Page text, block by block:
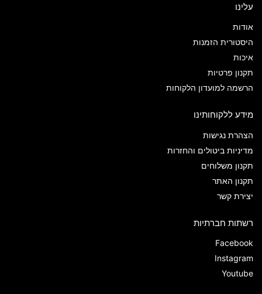
עלינו
אודות
היסטורית הזמנות
איכות
תקנון פרטיות
הרשמה למועדון הלקוחות
מידע ללקוחותינו
הצהרת נגישות
מדיניות ביטולים והחזרות
תקנון משלוחים
תקנון האתר
יצירת קשר
רשתות חברתיות
Facebook
Instagram
Youtube